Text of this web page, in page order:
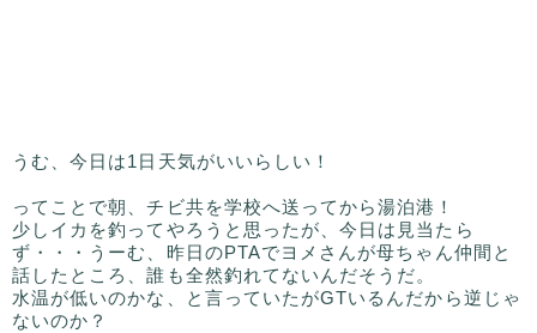
うむ、今日は1日天気がいいらしい！
ってことで朝、チビ共を学校へ送ってから湯泊港！
少しイカを釣ってやろうと思ったが、今日は見当たら
ず・・・うーむ、昨日のPTAでヨメさんが母ちゃん仲間と
話したところ、誰も全然釣れてないんだそうだ。
水温が低いのかな、と言っていたがGTいるんだから逆じゃ
ないのか？